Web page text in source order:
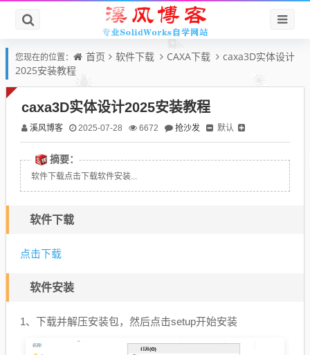
您现在的位置： 首页 软件下载 CAXA下载
caxa3D实体设计
2025安装教程
caxa3D实体设计2025安装教程
溪风博客 2025-07-28 6672 抢沙发 默认
摘要：
软件下载点击下载软件安装...
软件下载
点击下载
软件安装
1、下载并解压安装包，然后点击setup开始安装